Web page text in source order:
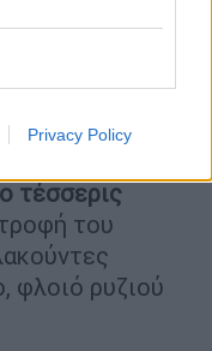
Privacy Policy
όντως
του ταιριάζει
τέσσερις
του
φλοιό ρυζιού